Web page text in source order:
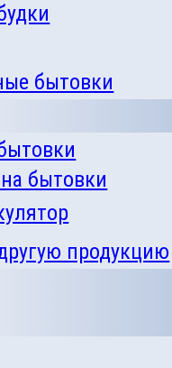
бытовки
бытовки
продукцию